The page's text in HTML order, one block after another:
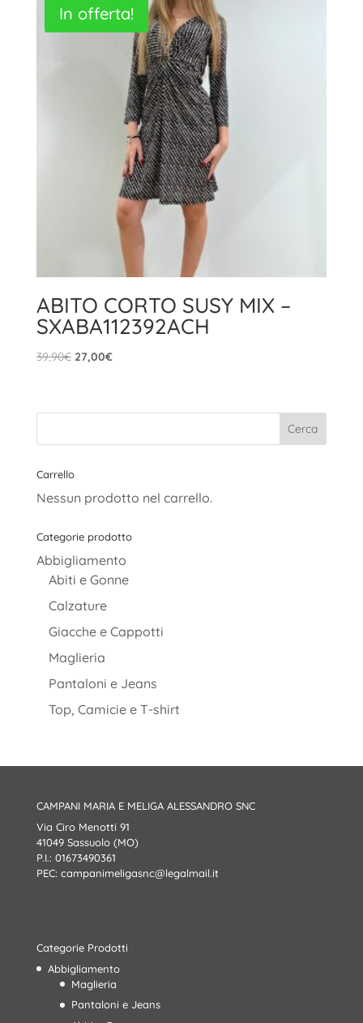
In offerta!
ABITO CORTO SUSY MIX –
SXABA112392ACH
39,90€ Il
era:
27,00€Il
è:
Carrello
Nessun prodotto nel carrello.
Categorie prodotto
Abbigliamento
Abiti e Gonne
Calzature
Giacche e Cappotti
Maglieria
Pantaloni e Jeans
Top, Camicie e T-shirt
CAMPANI MARIA E MELIGA ALESSANDRO SNC
Via Ciro Menotti 91
41049 Sassuolo (MO)
P.I.: 01673490361
PEC: campanimeligasnc@legalmail.it
Categorie Prodotti
Abbigliamento
Maglieria
Pantaloni e Jeans